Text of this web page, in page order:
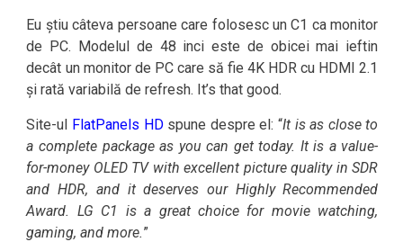
Eu știu câteva persoane care folosesc un C1 ca monitor
de PC. Modelul de 48 inci este de obicei mai ieftin
decât un monitor de PC care să fie 4K HDR cu HDMI 2.1
și rată variabilă de refresh. It’s that good.
Site-ul FlatPanels HDspune despre el: “It is as close to
a complete package as you can get today. It is a value-
for-money OLED TV with excellent picture quality in SDR
and HDR, and it deserves our Highly Recommended
Award. LG C1 is a great choice for movie watching,
gaming, and more.”